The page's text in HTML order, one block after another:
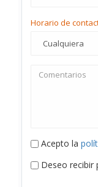
Horario de
Acepto la
Deseo recibir